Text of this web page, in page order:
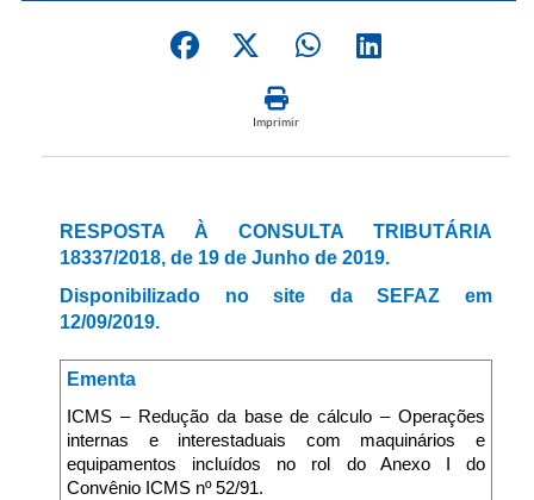
Imprimir
RESPOSTA À CONSULTA TRIBUTÁRIA
18337/2018, de 19 de Junho de 2019.
Disponibilizado no site da SEFAZ em
12/09/2019.
Ementa
ICMS – Redução da base de cálculo – Operações
internas e interestaduais com maquinários e
equipamentos incluídos no rol do Anexo I do
Convênio ICMS nº 52/91.